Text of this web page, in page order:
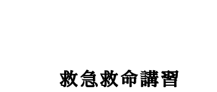
救急救命講習